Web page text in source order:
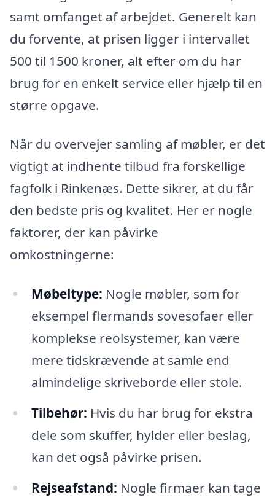
samt omfanget af arbejdet. Generelt kan
du forvente, at prisen ligger i intervallet
500 til 1500 kroner, alt efter om du har
brug for en enkelt service eller hjælp til en
større opgave.
Når du overvejer samling af møbler, er det
vigtigt at indhente tilbud fra forskellige
fagfolk i Rinkenæs. Dette sikrer, at du får
den bedste pris og kvalitet. Her er nogle
faktorer, der kan påvirke
omkostningerne:
Møbeltype: Nogle møbler, som for
eksempel flermands sovesofaer eller
komplekse reolsystemer, kan være
mere tidskrævende at samle end
almindelige skriveborde eller stole.
Tilbehør: Hvis du har brug for ekstra
dele som skuffer, hylder eller beslag,
kan det også påvirke prisen.
Rejseafstand: Nogle firmaer kan tage